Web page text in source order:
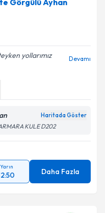
Görgülü Ayhan
yollarımız
Devamı
Haritada Göster
KULE D202
Yarın
Daha Fazla